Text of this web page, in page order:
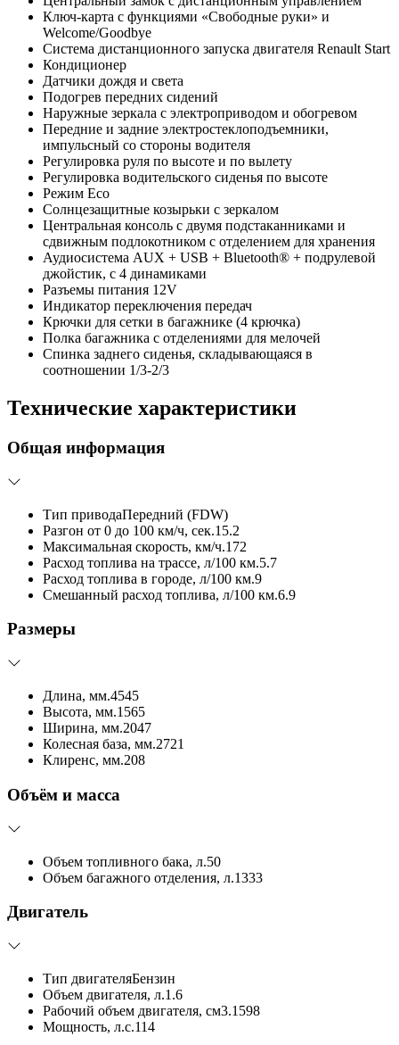
Ключ-карта с функциями «Свободные руки» и
Welcome/Goodbye
Система дистанционного запуска двигателя Renault Start
Кондиционер
Датчики дождя и света
Подогрев передних сидений
Наружные зеркала с электроприводом и обогревом
Передние и задние электростеклоподъемники,
импульсный со стороны водителя
Регулировка руля по высоте и по вылету
Регулировка водительского сиденья по высоте
Режим Eco
Солнцезащитные козырьки с зеркалом
Центральная консоль с двумя подстаканниками и
сдвижным подлокотником с отделением для хранения
Аудиосистема AUX + USB + Bluetooth® + подрулевой
джойстик, с 4 динамиками
Разъемы питания 12V
Индикатор переключения передач
Крючки для сетки в багажнике (4 крючка)
Полка багажника с отделениями для мелочей
Спинка заднего сиденья, складывающаяся в
соотношении 1/3-2/3
Технические характеристики
Общая информация
Тип приводаПередний (FDW)
Разгон от 0 до 100 км/ч, сек.15.2
Максимальная скорость, км/ч.172
Расход топлива на трассе, л/100 км.5.7
Расход топлива в городе, л/100 км.9
Смешанный расход топлива, л/100 км.6.9
Размеры
Длина, мм.4545
Высота, мм.1565
Ширина, мм.2047
Колесная база, мм.2721
Клиренс, мм.208
Объём и масса
Объем топливного бака, л.50
Объем багажного отделения, л.1333
Двигатель
Тип двигателяБензин
Объем двигателя, л.1.6
Рабочий объем двигателя, см3.1598
Мощность, л.с.114